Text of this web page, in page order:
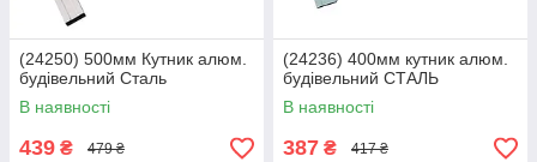
(24250) 500мм Кутник алюм.
будівельний Сталь
В наявності
439 ₴ 479 ₴
(24236) 400мм кутник алюм.
будівельний СТАЛЬ
В наявності
387 ₴ 417 ₴